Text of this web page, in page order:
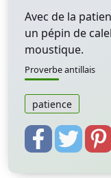
Avec de la
un pépin de
moustique.
Proverbe antillais
patience